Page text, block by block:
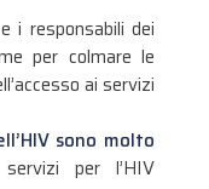
i responsabili dei
per colmare le
ai servizi
sono molto
per l’HIV